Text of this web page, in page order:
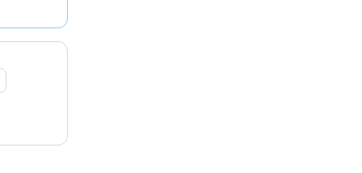
com o
e